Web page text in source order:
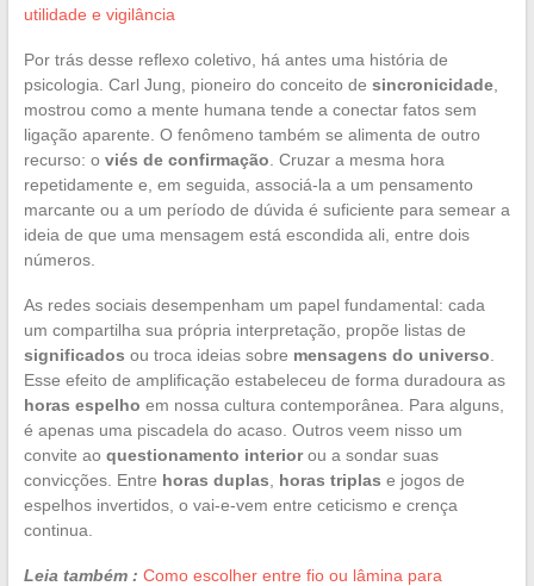
utilidade e vigilância
Por trás desse reflexo coletivo, há antes uma história de
psicologia. Carl Jung, pioneiro do conceito de sincronicidade,
mostrou como a mente humana tende a conectar fatos sem
ligação aparente. O fenômeno também se alimenta de outro
recurso: o viés de confirmação . Cruzar a mesma hora
repetidamente e, em seguida, associá-la a um pensamento
marcante ou a um período de dúvida é suficiente para semear a
ideia de que uma mensagem está escondida ali, entre dois
números.
As redes sociais desempenham um papel fundamental: cada
um compartilha sua própria interpretação, propõe listas de
significados ou troca ideias sobre mensagens do universo
Esse efeito de amplificação estabeleceu de forma duradoura as
horas espelho em nossa cultura contemporânea. Para alguns,
é apenas uma piscadela do acaso. Outros veem nisso um
convite ao questionamento interiorou a sondar suas
convicções. Entre horas duplas horas triplas e jogos de
espelhos invertidos, o vai-e-vem entre ceticismo e crença
continua.
Leia também : Como escolher entre fio ou lâmina para